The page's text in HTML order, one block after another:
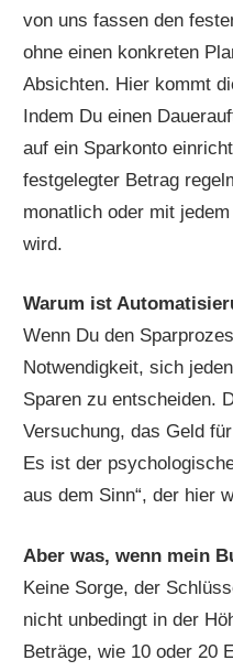
von uns fassen den
ohne einen konkreten
Absichten. Hier kommt
Indem Du einen
auf ein Sparkonto
festgelegter Betrag
monatlich oder mit
wird.
Warum ist
Wenn Du den
Notwendigkeit, sich
Sparen zu entscheiden.
Versuchung, das Geld
Es ist der
aus dem Sinn“, der hier
Aber was, wenn mein
Keine Sorge, der
nicht unbedingt in der
Beträge, wie 10 oder 20